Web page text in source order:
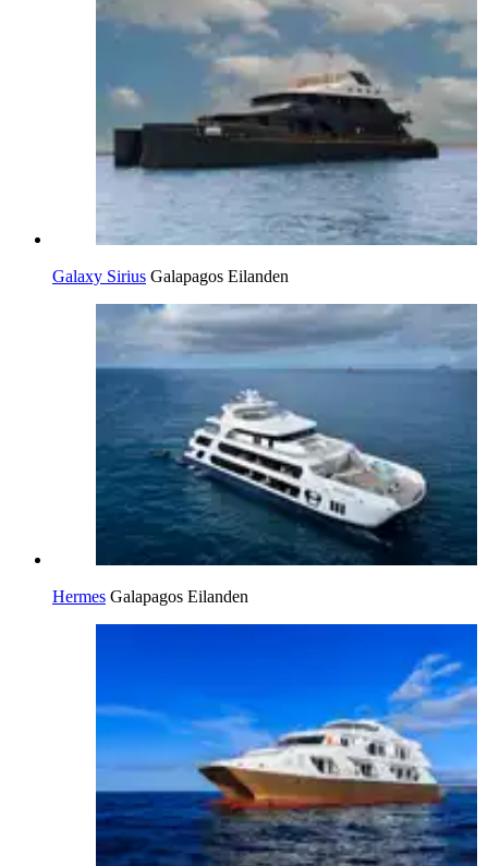
Galaxy Sirius Galapagos Eilanden
Hermes Galapagos Eilanden